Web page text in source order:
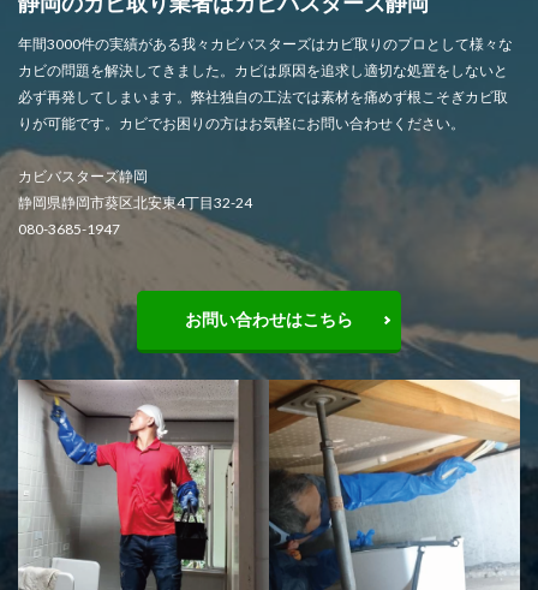
年間3000件の実績がある我々カビバスターズはカビ取りのプロとして様々な
カビの問題を解決してきました。カビは原因を追求し適切な処置をしないと
必ず再発してしまいます。弊社独自の工法では素材を痛めず根こそぎカビ取
りが可能です。カビでお困りの方はお気軽にお問い合わせください。
カビバスターズ静岡
静岡県静岡市葵区北安東4丁目32-24
080-3685-1947
お問い合わせはこちら